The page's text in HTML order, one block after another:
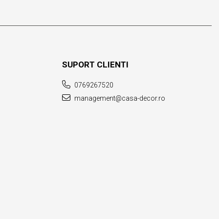
SUPORT CLIENTI
0769267520
management@casa-decor.ro